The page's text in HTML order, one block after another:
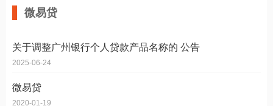
微易贷
关于调整广州银行个人贷款产品名称的 公告
2025-06-24
微易贷
2020-01-19